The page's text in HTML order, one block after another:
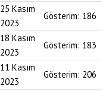
25 Kasım
2023
Gösterim: 186
18 Kasım
2023
Gösterim: 183
11 Kasım
2023
Gösterim: 206